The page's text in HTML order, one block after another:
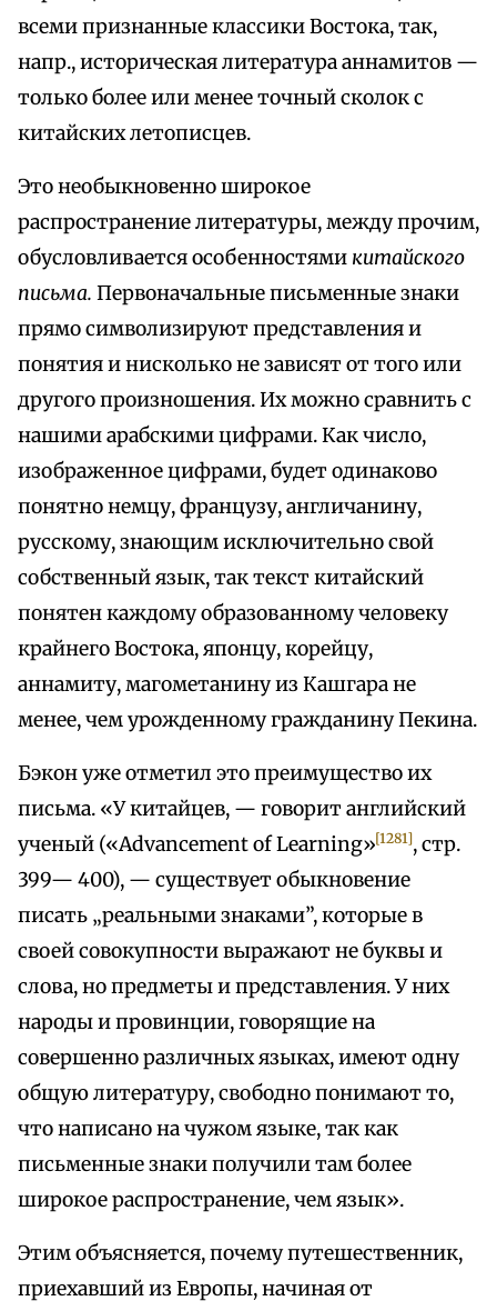
всеми признанные классики Востока, так,
напр., историческая литература аннамитов —
только более или менее точный сколок с
китайских летописцев.
Это необыкновенно широкое
распространение литературы, между прочим,
обусловливается особенностями китайского
письма. Первоначальные письменные знаки
прямо символизируют представления и
понятия и нисколько не зависят от того или
другого произношения. Их можно сравнить с
нашими арабскими цифрами. Как число,
изображенное цифрами, будет одинаково
понятно немцу, французу, англичанину,
русскому, знающим исключительно свой
собственный язык, так текст китайский
понятен каждому образованному человеку
крайнего Востока, японцу, корейцу,
аннамиту, магометанину из Кашгара не
менее, чем урожденному гражданину Пекина.
Бэкон уже отметил это преимущество их
письма. «У китайцев, — говорит английский
ученый («Advancement of Learning»[1281], стр.
399— 400), — существует обыкновение
писать „реальными знаками”, которые в
своей совокупности выражают не буквы и
слова, но предметы и представления. У них
народы и провинции, говорящие на
совершенно различных языках, имеют одну
общую литературу, свободно понимают то,
что написано на чужом языке, так как
письменные знаки получили там более
широкое распространение, чем язык».
Этим объясняется, почему путешественник,
приехавший из Европы, начиная от